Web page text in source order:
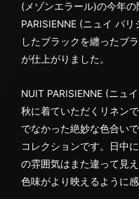
(メゾンエラール)の今年
PARISIENNE (ニュイ パ
したブラックを纏ったブ
が仕上がりました。
NUIT PARISIENNE (ニュ
秋に着ていただくリネン
でなかった絶妙な色合い
コレクションです。日中
の雰囲気はまた違って見
色味がより映えるように感